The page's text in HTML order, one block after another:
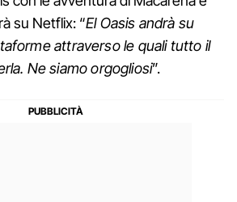
su Netflix: “El Oasis andrà su
attraverso le quali tutto il
Ne siamo orgogliosi”.